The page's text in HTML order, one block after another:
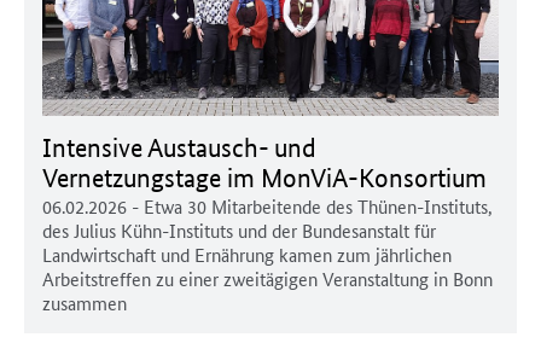
Intensive Austausch- und
Vernetzungstage im MonViA-Konsortium
06.02.2026 - Etwa 30 Mitarbeitende des Thünen-Instituts,
des Julius Kühn-Instituts und der Bundesanstalt für
Landwirtschaft und Ernährung kamen zum jährlichen
Arbeitstreffen zu einer zweitägigen Veranstaltung in Bonn
zusammen